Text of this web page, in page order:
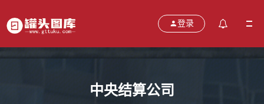
登录
中央结算公司